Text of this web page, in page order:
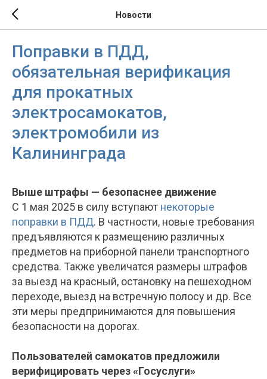
Новости
Поправки в ПДД,
обязательная верификация
для прокатных
электросамокатов,
электромобили из
Калининграда
Выше штрафы — безопаснее движение
С 1 мая 2025 в силу вступают некоторые
поправки в ПДД. В частности, новые требования
предъявляются к размещению различных
предметов на приборной панели транспортного
средства. Также увеличатся размеры штрафов
за выезд на красный, остановку на пешеходном
переходе, выезд на встречную полосу и др. Все
эти меры предпринимаются для повышения
безопасности на дорогах.
Пользователей самокатов предложили
верифицировать через «Госуслуги»